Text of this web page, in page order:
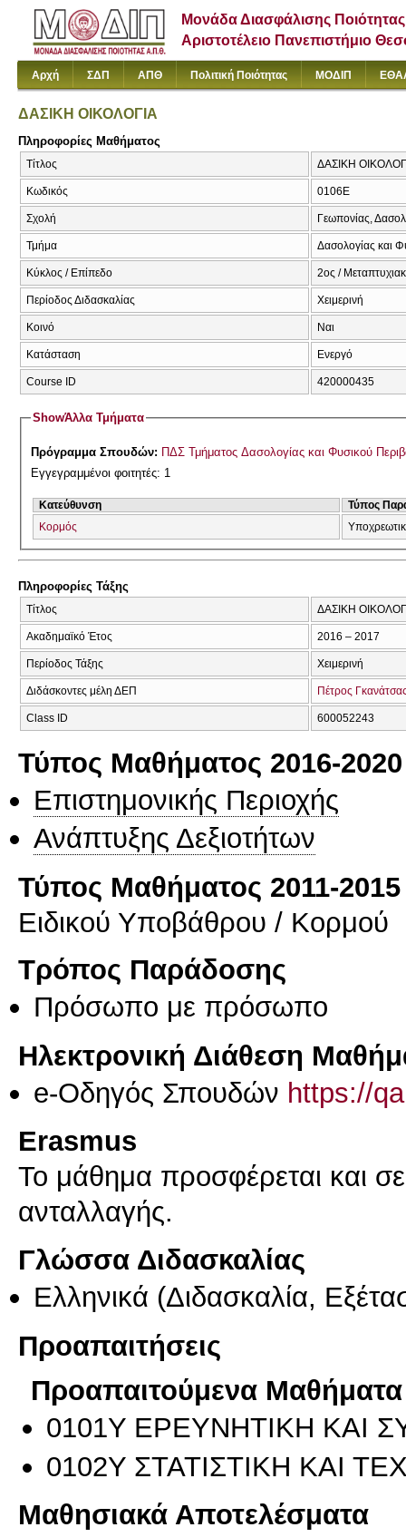
Μονάδα Διασφάλισης Ποιότητας
Αριστοτέλειο Πανεπιστήμιο
Αρχή ΣΔΠ ΑΠΘ Πολιτική Ποιότητας ΜΟΔΙΠ
ΔΑΣΙΚΗ ΟΙΚΟΛΟΓΙΑ
Πληροφορίες Μαθήματος
Τίτλος ΔΑΣΙΚΗ
Κωδικός 0106Ε
Σχολή Γεωπονίας,
Τμήμα Δασολογίας και
Κύκλος / Επίπεδο 2ος /
Περίοδος Διδασκαλίας Χειμερινή
Κοινό Ναι
Κατάσταση Ενεργό
Course ID 420000435
ShowΆλλα Τμήματα
Πρόγραμμα Σπουδών: ΠΔΣ Τμήματος Δασολογίας και Φυσικού
Εγγεγραμμένοι φοιτητές: 1
Κατεύθυνση
Τύπος
Κορμός
Πληροφορίες Τάξης
Τίτλος ΔΑΣΙΚΗ
Ακαδημαϊκό Έτος 2016 – 2017
Περίοδος Τάξης Χειμερινή
Διδάσκοντες μέλη ΔΕΠ Πέτρος
Class ID 600052243
Τύπος Μαθήματος 2016-2020
Επιστημονικής Περιοχής
Ανάπτυξης Δεξιοτήτων
Τύπος Μαθήματος 2011-2015
Ειδικού Υποβάθρου / Κορμού
Τρόπος Παράδοσης
Πρόσωπο με πρόσωπο
Ηλεκτρονική Διάθεση
e-Οδηγός Σπουδών https://
Erasmus
Το μάθημα προσφέρεται και
ανταλλαγής.
Γλώσσα Διδασκαλίας
Ελληνικά (Διδασκαλία,
Προαπαιτήσεις
Προαπαιτούμενα Μαθήματα
0101Υ ΕΡΕΥΝΗΤΙΚΗ ΚΑΙ
0102Υ ΣΤΑΤΙΣΤΙΚΗ ΚΑΙ
Μαθησιακά Αποτελέσματα